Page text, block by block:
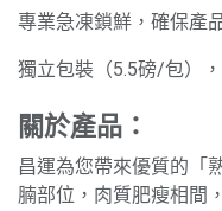
專業急凍鎖鮮，確保產
獨立包裝（5.5磅/包）
關於產品：
昌運為您帶來優質的「
腩部位，肉質肥瘦相間